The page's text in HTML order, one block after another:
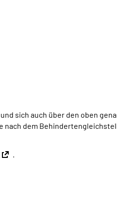
sich auch über den oben
dem